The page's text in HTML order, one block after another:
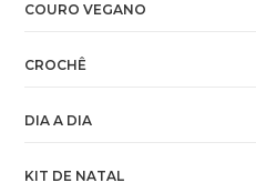
COURO VEGANO
CROCHÊ
DIA A DIA
KIT DE NATAL